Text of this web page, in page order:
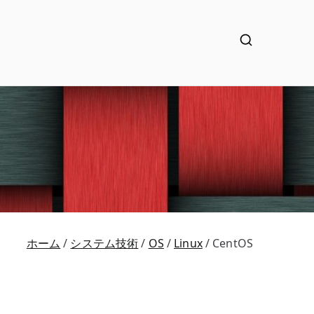
ホーム システム技術 OS Linux CentOS